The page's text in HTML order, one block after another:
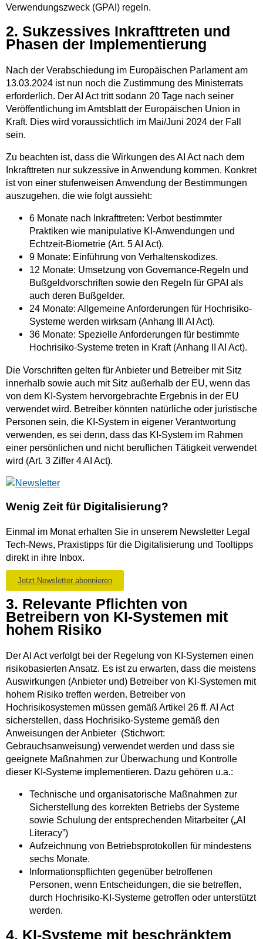
Verwendungszweck (GPAI) regeln.
2. Sukzessives Inkrafttreten und
Phasen der Implementierung
Nach der Verabschiedung im Europäischen Parlament am
13.03.2024 ist nun noch die Zustimmung des Ministerrats
erforderlich. Der AI Act tritt sodann 20 Tage nach seiner
Veröffentlichung im Amtsblatt der Europäischen Union in
Kraft. Dies wird voraussichtlich im Mai/Juni 2024 der Fall
sein.
Zu beachten ist, dass die Wirkungen des AI Act nach dem
Inkrafttreten nur sukzessive in Anwendung kommen. Konkret
ist von einer stufenweisen Anwendung der Bestimmungen
auszugehen, die wie folgt aussieht:
6 Monate nach Inkrafttreten: Verbot bestimmter
Praktiken wie manipulative KI-Anwendungen und
Echtzeit-Biometrie (Art. 5 AI Act).
9 Monate: Einführung von Verhaltenskodizes.
12 Monate: Umsetzung von Governance-Regeln und
Bußgeldvorschriften sowie den Regeln für GPAI als
auch deren Bußgelder.
24 Monate: Allgemeine Anforderungen für Hochrisiko-
Systeme werden wirksam (Anhang III AI Act).
36 Monate: Spezielle Anforderungen für bestimmte
Hochrisiko-Systeme treten in Kraft (Anhang II AI Act).
Die Vorschriften gelten für Anbieter und Betreiber mit Sitz
innerhalb sowie auch mit Sitz außerhalb der EU, wenn das
von dem KI-System hervorgebrachte Ergebnis in der EU
verwendet wird. Betreiber könnten natürliche oder juristische
Personen sein, die KI-System in eigener Verantwortung
verwenden, es sei denn, dass das KI-System im Rahmen
einer persönlichen und nicht beruflichen Tätigkeit verwendet
wird (Art. 3 Ziffer 4 AI Act).
Wenig Zeit für Digitalisierung?
Einmal im Monat erhalten Sie in unserem Newsletter Legal
Tech-News, Praxistipps für die Digitalisierung und Tooltipps
direkt in ihre Inbox.
Jetzt Newsletter abonnieren
3. Relevante Pflichten von
Betreibern von KI-Systemen mit
hohem Risiko
Der AI Act verfolgt bei der Regelung von KI-Systemen einen
risikobasierten Ansatz. Es ist zu erwarten, dass die meistens
Auswirkungen (Anbieter und) Betreiber von KI-Systemen mit
hohem Risiko treffen werden. Betreiber von
Hochrisikosystemen müssen gemäß Artikel 26 ff. AI Act
sicherstellen, dass Hochrisiko-Systeme gemäß den
Anweisungen der Anbieter (Stichwort:
Gebrauchsanweisung) verwendet werden und dass sie
geeignete Maßnahmen zur Überwachung und Kontrolle
dieser KI-Systeme implementieren. Dazu gehören u.a.:
Technische und organisatorische Maßnahmen zur
Sicherstellung des korrekten Betriebs der Systeme
sowie Schulung der entsprechenden Mitarbeiter („AI
Literacy”)
Aufzeichnung von Betriebsprotokollen für mindestens
sechs Monate.
Informationspflichten gegenüber betroffenen
Personen, wenn Entscheidungen, die sie betreffen,
durch Hochrisiko-KI-Systeme getroffen oder unterstützt
werden.
4. KI-Systeme mit beschränktem